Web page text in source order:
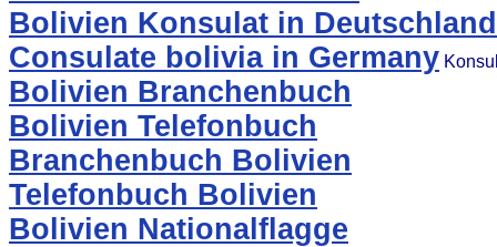
Bolivien Konsulat in Deutschland
Consulate bolivia in Germany
Bolivien Branchenbuch
Bolivien Telefonbuch
Branchenbuch Bolivien
Telefonbuch Bolivien
Bolivien Nationalflagge